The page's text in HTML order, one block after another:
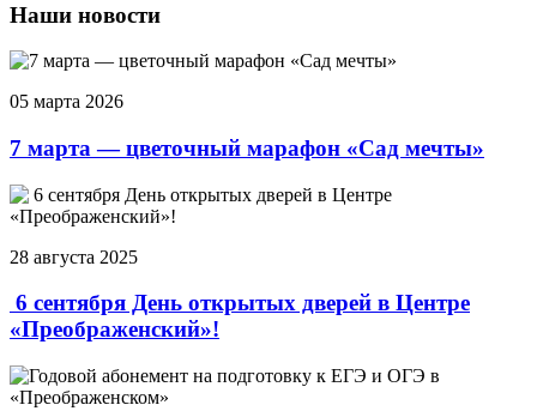
Наши новости
05 марта 2026
7 марта — цветочный марафон «Сад мечты»
28 августа 2025
6 сентября День открытых дверей в Центре
«Преображенский»!